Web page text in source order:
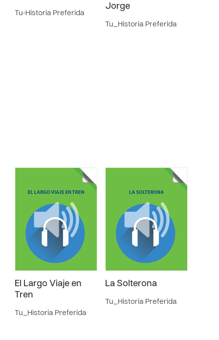
Tu-Historia Preferida
Jorge
Tu_Historia Preferida
El Largo Viaje en
Tren
Tu_Historia Preferida
La Solterona
Tu_Historia Preferida